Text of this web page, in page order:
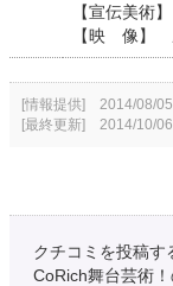
【宣伝美術
【映 像】
[情報提供] 2014/08/
[最終更新] 2014/10/
クチコミを投稿す
CoRich舞台芸術！